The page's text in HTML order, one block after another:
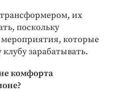
их
поскольку
которые
зарабатывать.
комфорта